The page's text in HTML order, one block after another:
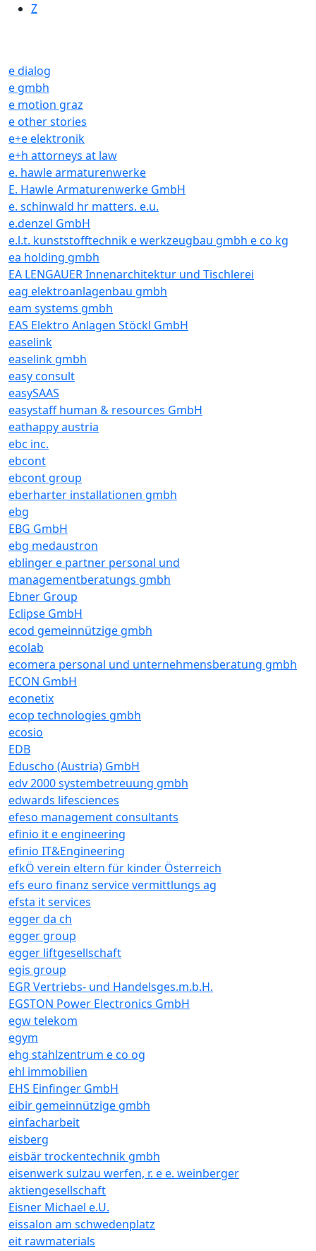
Z
e dialog
e gmbh
e motion graz
e other stories
e+e elektronik
e+h attorneys at law
e. hawle armaturenwerke
E. Hawle Armaturenwerke GmbH
e. schinwald hr matters. e.u.
e.denzel GmbH
e.l.t. kunststofftechnik e werkzeugbau gmbh e co kg
ea holding gmbh
EA LENGAUER Innenarchitektur und Tischlerei
eag elektroanlagenbau gmbh
eam systems gmbh
EAS Elektro Anlagen Stöckl GmbH
easelink
easelink gmbh
easy consult
easySAAS
easystaff human & resources GmbH
eathappy austria
ebc inc.
ebcont
ebcont group
eberharter installationen gmbh
ebg
EBG GmbH
ebg medaustron
eblinger e partner personal und
managementberatungs gmbh
Ebner Group
Eclipse GmbH
ecod gemeinnützige gmbh
ecolab
ecomera personal und unternehmensberatung gmbh
ECON GmbH
econetix
ecop technologies gmbh
ecosio
EDB
Eduscho (Austria) GmbH
edv 2000 systembetreuung gmbh
edwards lifesciences
efeso management consultants
efinio it e engineering
efinio IT&Engineering
efkÖ verein eltern für kinder Österreich
efs euro finanz service vermittlungs ag
efsta it services
egger da ch
egger group
egger liftgesellschaft
egis group
EGR Vertriebs- und Handelsges.m.b.H.
EGSTON Power Electronics GmbH
egw telekom
egym
ehg stahlzentrum e co og
ehl immobilien
EHS Einfinger GmbH
eibir gemeinnützige gmbh
einfacharbeit
eisberg
eisbär trockentechnik gmbh
eisenwerk sulzau werfen, r. e e. weinberger
aktiengesellschaft
Eisner Michael e.U.
eissalon am schwedenplatz
eit rawmaterials